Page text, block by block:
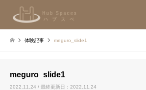
体験記事 meguro_slide1
meguro_slide1
2022.11.24 / 最終更新日：2022.11.24